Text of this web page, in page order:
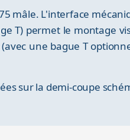
mâle. L'interface
T) permet le montage
une bague T
sur la demi-coupe